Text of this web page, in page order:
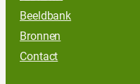
Beeldbank
Bronnen
Contact